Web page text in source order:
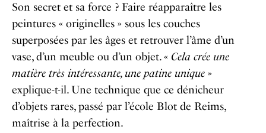
Son secret et sa force ? Faire réapparaître les
peintures « originelles » sous les couches
superposées par les âges et retrouver l’âme d’un
vase, d’un meuble ou d’un objet. « Cela crée une
matière très intéressante, une patine unique »
explique-t-il. Une technique que ce dénicheur
d’objets rares, passé par l’école Blot de Reims,
maîtrise à la perfection.